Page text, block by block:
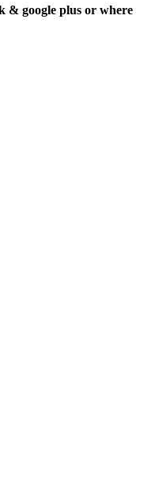
& google plus or where